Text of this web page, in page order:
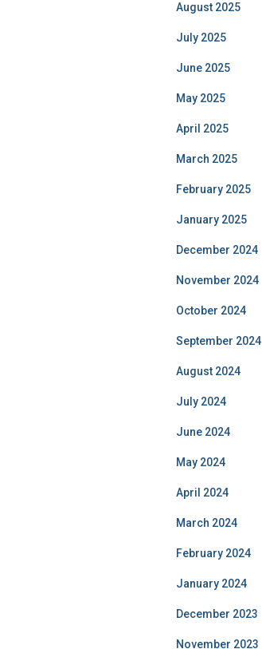
August 2025
July 2025
June 2025
May 2025
April 2025
March 2025
February 2025
January 2025
December 2024
November 2024
October 2024
September 2024
August 2024
July 2024
June 2024
May 2024
April 2024
March 2024
February 2024
January 2024
December 2023
November 2023